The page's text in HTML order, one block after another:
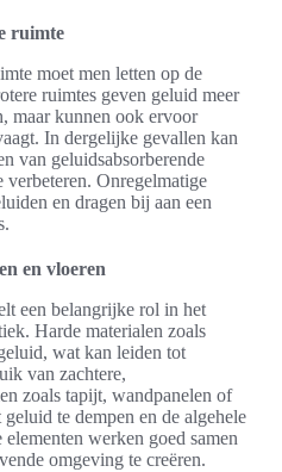
ruimte
moet men letten op de
ruimtes geven geluid meer
maar kunnen ook ervoor
In dergelijke gevallen kan
van geluidsabsorberende
verbeteren. Onregelmatige
en dragen bij aan een
en vloeren
een belangrijke rol in het
Harde materialen zoals
wat kan leiden tot
van zachtere,
zoals tapijt, wandpanelen of
te dempen en de algehele
werken goed samen
omgeving te creëren.